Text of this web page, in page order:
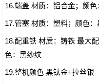
16.端盖 材质：铝合金；颜
17.管塞 材质：塑料；颜色
18.配重铁 材质：铸铁 最大
色：黑纱纹
19.整机颜色 黑钛金+拉丝银